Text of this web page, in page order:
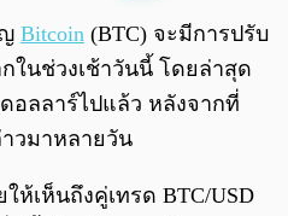
0:00/
Bitcoin (BTC) จะมีการปรับ
ในช่วงเช้าวันนี้ โดยล่าสุด
อลลาร์ไปแล้ว หลังจากที่
วมาหลายวัน
ให้เห็นถึงคู่เทรด BTC/USD